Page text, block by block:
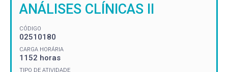
ANÁLISES CLÍNICAS II
CÓDIGO
02510180
CARGA HORÁRIA
1152 horas
TIPO DE ATIVIDADE